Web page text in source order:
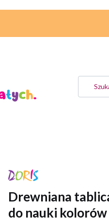
Drewniana
do nauki